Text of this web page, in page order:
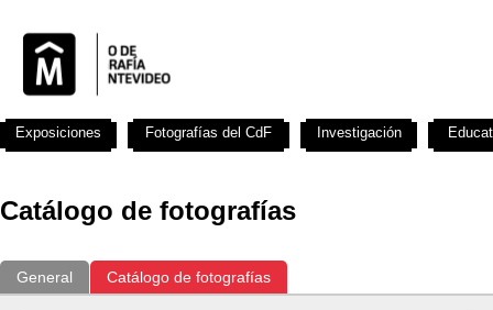
Catálogo de fotografías
General Catálogo de fotografías
Exposiciones Fotografías del CdF Investigación